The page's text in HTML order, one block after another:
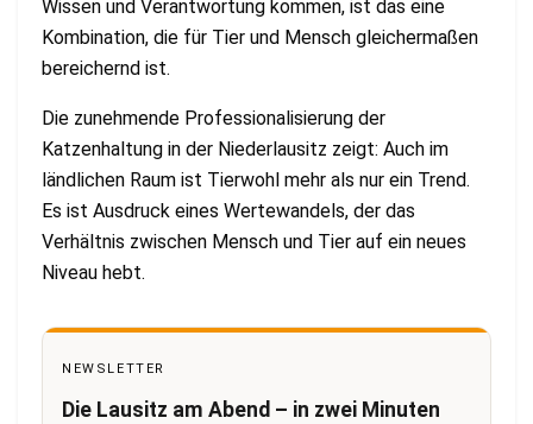
Wissen und Verantwortung kommen, ist das eine
Kombination, die für Tier und Mensch gleichermaßen
bereichernd ist.
Die zunehmende Professionalisierung der
Katzenhaltung in der Niederlausitz zeigt: Auch im
ländlichen Raum ist Tierwohl mehr als nur ein Trend.
Es ist Ausdruck eines Wertewandels, der das
Verhältnis zwischen Mensch und Tier auf ein neues
Niveau hebt.
NEWSLETTER
Die Lausitz am Abend – in zwei Minuten